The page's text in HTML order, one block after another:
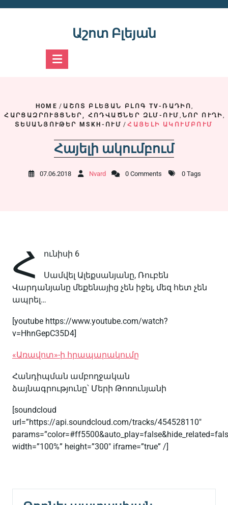
Աշոտ Բլեյան
HOME / ԱՇՈՏ ԲԼԵՅԱՆ ԲԼՈԳ TV-ՌԱԴԻՈ,
ՀԱՐՑԱԶՐՈՒՅՑՆԵՐ, ՀՈԴՎԱԾՆԵՐ ԶԼՄ-ՈՒՄ , ՆՈՐ ՈՒՂԻ,
ՏԵՍԱՆՅՈՒԹԵՐ MSKH-ՈՒՄ /ՀԱՅԵԼԻ ԱԿՈՒՄԲՈՒՄ
Հայելի ակումբում
07.06.2018 Nvard 0 Comments 0 Tags
Հ ունիսի 6
Սամվել Ալեքսանյանը, Ռուբեն
Վարդանյանը մեքենայից չեն իջել, մեզ հետ չեն
ապրել…
[youtube https://www.youtube.com/watch?
v=HhnGepC35D4]
«Առավոտ»-ի հրապարակումը
Հանդիպման ամբողջական
ձայնագրությունը՝ Մերի Թոռունյանի
[soundcloud
url=”https://api.soundcloud.com/tracks/454528110″
width=”100%” height=”300″ iframe=”true” /]